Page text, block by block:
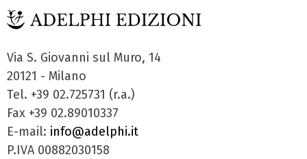
Via S. Giovanni sul Muro, 14
20121 - Milano
Tel. +39 02.725731 (r.a.)
Fax +39 02.89010337
E-mail: info@adelphi.it
P.IVA 00882030158